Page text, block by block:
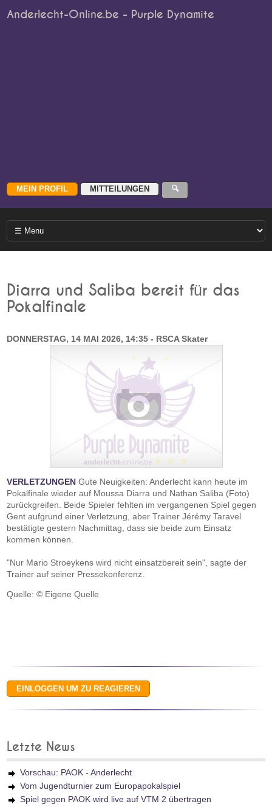
Anderlecht-Online.be - Purple Dynamite
Diarra und Saliba bereit für das
Pokalfinale
DONNERSTAG, 14 MAI 2026, 14:35 - RSCA Skater
VERLETZUNGEN Gute Neuigkeiten: Anderlecht kann heute im
Pokalfinale wieder auf Moussa Diarra und Nathan Saliba (Foto)
zurückgreifen. Beide Spieler fehlten im vergangenen Spiel gegen
Gent aufgrund einer Verletzung, aber Trainer Jérémy Taravel
bestätigte gestern Nachmittag, dass sie beide zum Einsatz
kommen können.
"Nur Mario Stroeykens wird nicht einsatzbereit sein", sagte der
Trainer auf seiner Pressekonferenz.
Quelle: © Eigene Quelle
Letzte News
Vorschau: PAOK - Anderlecht
Vom Jugendturnier zum Europapokalspiel
Spiel gegen PAOK wird live auf VTM 2 übertragen